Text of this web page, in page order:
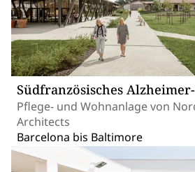
Südfranzösisches
Pflege- und Wohnanlage von
Architects
Barcelona bis Baltimore